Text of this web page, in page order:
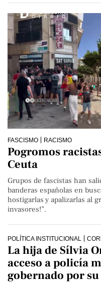
FASCISMO RACISMO
Pogromos
Ceuta
Grupos de fascistas han
banderas españolas en
hostigarlas y apalizarlas al
invasores!”.
POLÍTICA INSTITUCIONAL
La hija de Sílvia
acceso a policía
gobernado por